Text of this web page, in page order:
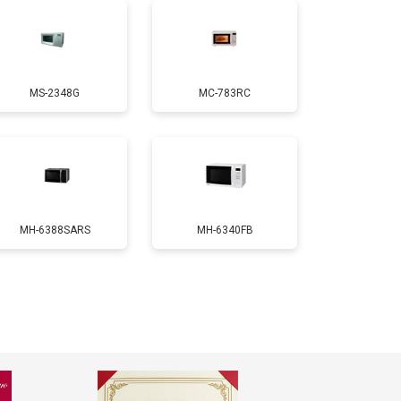
4500 ₽ Заказать
2400 ₽ Заказать
MS-2348G MC-783RC
MH-6388SARS MH-6340FB